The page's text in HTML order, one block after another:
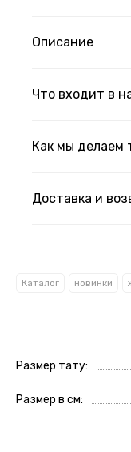
Описание
Что входит в
Как мы делаем
Доставка и
Каталог новинки
Размер тату
Размер в см